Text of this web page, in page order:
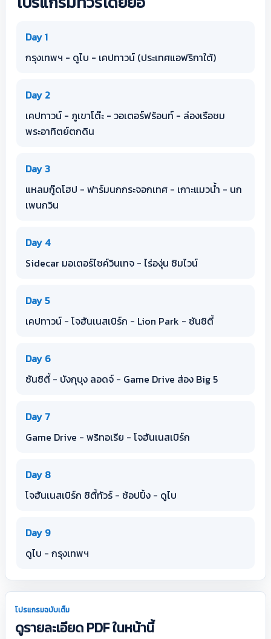
Day 1
กรุงเทพฯ - ดูไบ - เคปทาวน์ (ประเทศแอฟริกาใต้)
Day 2
เคปทาวน์ - ภูเขาโต๊ะ - วอเตอร์ฟร้อนท์ - ล่องเรือชม
พระอาทิตย์ตกดิน
Day 3
แหลมกู๊ดโฮป - ฟาร์มนกกระจอกเทศ - เกาะแมวน้ำ - นก
เพนกวิน
Day 4
Sidecar มอเตอร์ไซค์วินเทจ - ไร่องุ่น ชิมไวน์
Day 5
เคปทาวน์ - โจฮันเนสเบิร์ก - Lion Park - ซันซิตี้
Day 6
ซันซิตี้ - บังกุบุง ลอดจ์ - Game Drive ส่อง Big 5
Day 7
Game Drive - พริทอเรีย - โจฮันเนสเบิร์ก
Day 8
โจฮันเนสเบิร์ก ซิตี้ทัวร์ - ช้อปปิ้ง - ดูไบ
Day 9
ดูไบ - กรุงเทพฯ
โปรแกรมฉบับเต็ม
ดูรายละเอียด PDF ในหน้านี้